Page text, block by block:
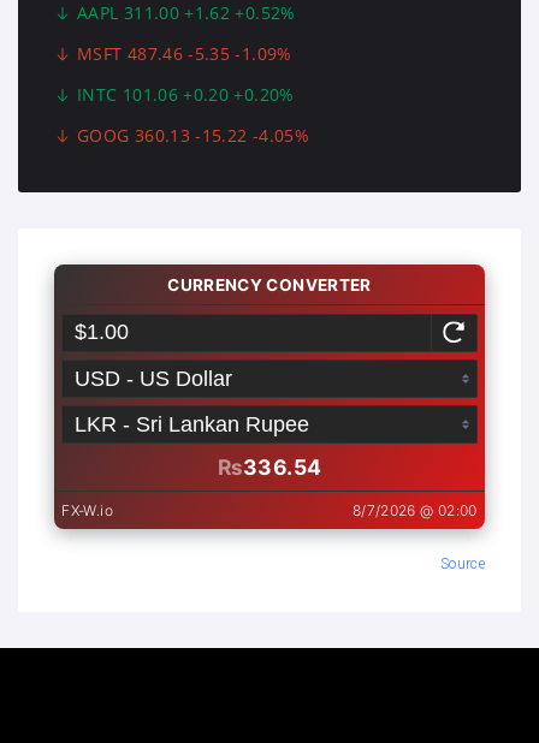
AAPL 311.00 +1.62 +0.52%
MSFT 487.46 -5.35 -1.09%
INTC 101.06 +0.20 +0.20%
GOOG 360.13 -15.22 -4.05%
Source